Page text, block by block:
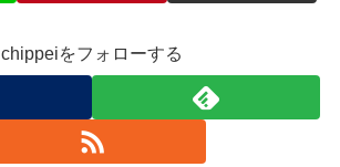
chippeiをフォローする